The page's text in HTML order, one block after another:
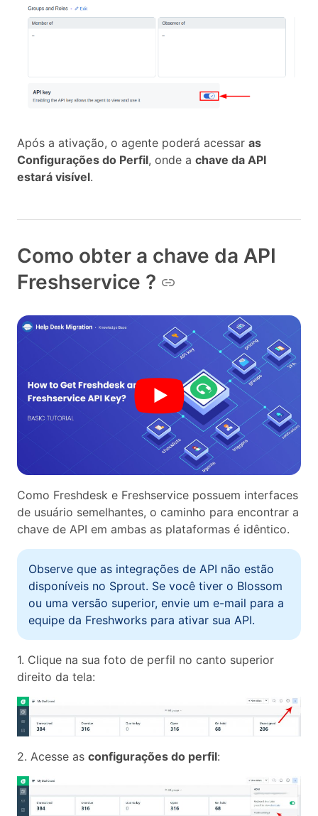
Após a ativação, o agente poderá acessar as
Configurações do Perfil, onde a chave da API
estará visível.
Como obter a chave da API
Freshservice ?
Como Freshdesk e Freshservice possuem interfaces
de usuário semelhantes, o caminho para encontrar a
chave de API em ambas as plataformas é idêntico.
Observe que as integrações de API não estão
disponíveis no Sprout. Se você tiver o Blossom
ou uma versão superior, envie um e-mail para a
equipe da Freshworks para ativar sua API.
1. Clique na sua foto de perfil no canto superior
direito da tela:
2. Acesse as configurações do perfil: